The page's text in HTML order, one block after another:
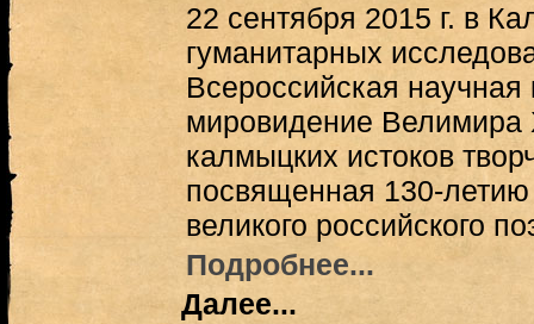
22 сентября 2015 г. в
гуманитарных
Всероссийская
мировидение Велимира
калмыцких истоков
посвященная 130-
великого российского
Подробнее...
Далее...